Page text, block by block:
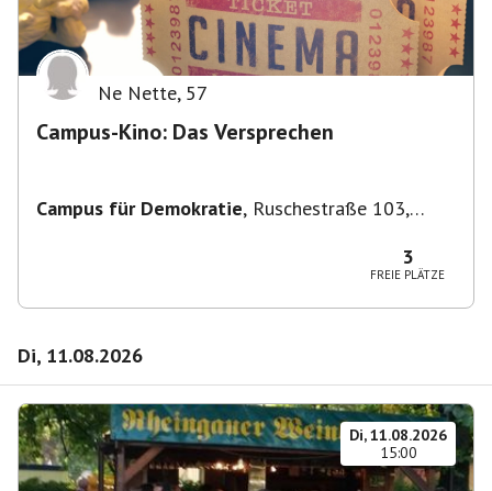
Ne Nette, 57
Campus-Kino: Das Versprechen
Campus für Demokratie, Ruschestraße 103,
3
FREIE PLÄTZE
Di, 11.08.2026
Di, 11.08.2026
15:00